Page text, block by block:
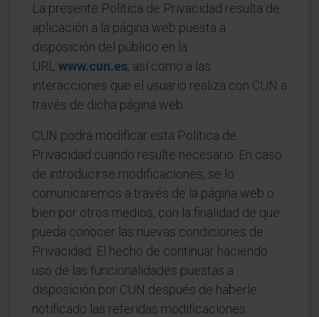
La presente Política de Privacidad resulta de
aplicación a la página web puesta a
disposición del público en la
URL www.cun.es, así como a las
interacciones que el usuario realiza con CUN a
través de dicha página web.
CUN podrá modificar esta Política de
Privacidad cuando resulte necesario. En caso
de introducirse modificaciones, se lo
comunicaremos a través de la página web o
bien por otros medios, con la finalidad de que
pueda conocer las nuevas condiciones de
Privacidad. El hecho de continuar haciendo
uso de las funcionalidades puestas a
disposición por CUN después de haberle
notificado las referidas modificaciones